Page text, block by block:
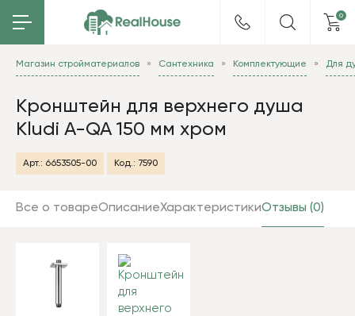
0
Магазин стройматериалов Сантехника Комплектующие Для
Кронштейн для верхнего душа
Kludi A-QA 150 мм хром
Арт.: 6653505-00 Код.: 7590
Все о товареОписаниеХарактеристикиОтзывы (0)